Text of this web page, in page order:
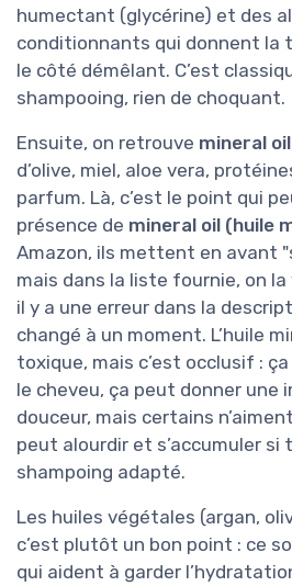
humectant (glycérine) et des
conditionnants qui donnent la
le côté démêlant. C’est
shampooing, rien de choquant.
Ensuite, on retrouve mineral oil
d’olive, miel, aloe vera,
parfum. Là, c’est le point qui
présence de mineral oil (huile
Amazon, ils mettent en avant
mais dans la liste fournie, on
il y a une erreur dans la
changé à un moment. L’huile
toxique, mais c’est occlusif :
le cheveu, ça peut donner une
douceur, mais certains
peut alourdir et s’accumuler si
shampoing adapté.
Les huiles végétales (argan,
c’est plutôt un bon point : ce
qui aident à garder